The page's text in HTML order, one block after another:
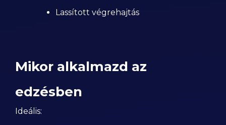
Lassított végrehajtás
Mikor alkalmazd az
edzésben
Ideális: